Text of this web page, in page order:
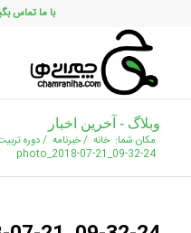
با ما تماس بگیرید:
وبلاگ - آخرین اخبار
مکان شما: خانه /خبرنامه /دوره
photo_2018-07-21_09-32-24